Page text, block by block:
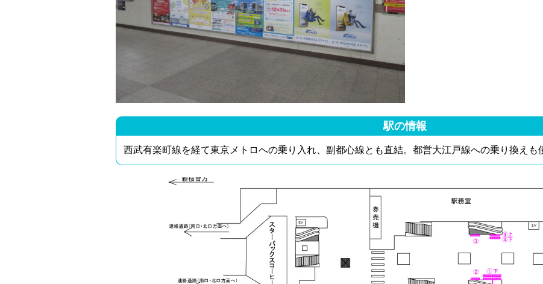
駅の情報
西武有楽町線を経て東京メトロへの乗り入れ、副都心線とも直結。都営大江戸線への乗り換えも